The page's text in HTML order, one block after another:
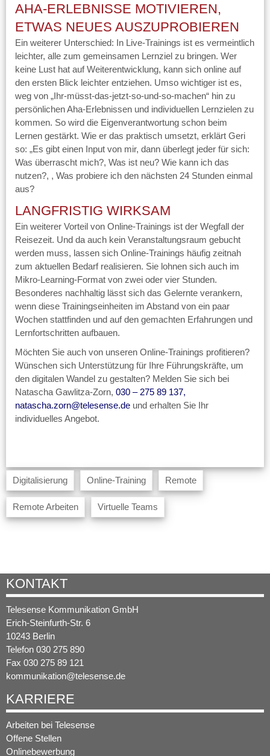
AHA-ERLEBNISSE MOTIVIEREN,
ETWAS NEUES AUSZUPROBIEREN
Ein weiterer Unterschied: In Live-Trainings ist es vermeintlich
leichter, alle zum gemeinsamen Lernziel zu bringen. Wer
keine Lust hat auf Weiterentwicklung, kann sich online auf
den ersten Blick leichter entziehen. Umso wichtiger ist es,
weg von „Ihr-müsst-das-jetzt-so-und-so-machen“ hin zu
persönlichen Aha-Erlebnissen und individuellen Lernzielen zu
kommen. So wird die Eigenverantwortung schon beim
Lernen gestärkt. Wie er das praktisch umsetzt, erklärt Geri
so: „Es gibt einen Input von mir, dann überlegt jeder für sich:
Was überrascht mich?, Was ist neu? Wie kann ich das
nutzen?, , Was probiere ich den nächsten 24 Stunden einmal
aus?
LANGFRISTIG WIRKSAM
Ein weiterer Vorteil von Online-Trainings ist der Wegfall der
Reisezeit. Und da auch kein Veranstaltungsraum gebucht
werden muss, lassen sich Online-Trainings häufig zeitnah
zum aktuellen Bedarf realisieren. Sie lohnen sich auch im
Mikro-Learning-Format von zwei oder vier Stunden.
Besonderes nachhaltig lässt sich das Gelernte verankern,
wenn diese Trainingseinheiten im Abstand von ein paar
Wochen stattfinden und auf den gemachten Erfahrungen und
Lernfortschritten aufbauen.
Möchten Sie auch von unseren Online-Trainings profitieren?
Wünschen sich Unterstützung für Ihre Führungskräfte, um
den digitalen Wandel zu gestalten? Melden Sie sich bei
Natascha Gawlitza-Zorn, 030 – 275 89 137,
natascha.zorn@telesense.de und erhalten Sie Ihr
individuelles Angebot.
Digitalisierung Online-Training Remote
Remote Arbeiten Virtuelle Teams
KONTAKT
Telesense Kommunikation GmbH
Erich-Steinfurth-Str. 6
10243 Berlin
Telefon 030 275 890
Fax 030 275 89 121
kommunikation@telesense.de
KARRIERE
Arbeiten bei Telesense
Offene Stellen
Onlinebewerbung